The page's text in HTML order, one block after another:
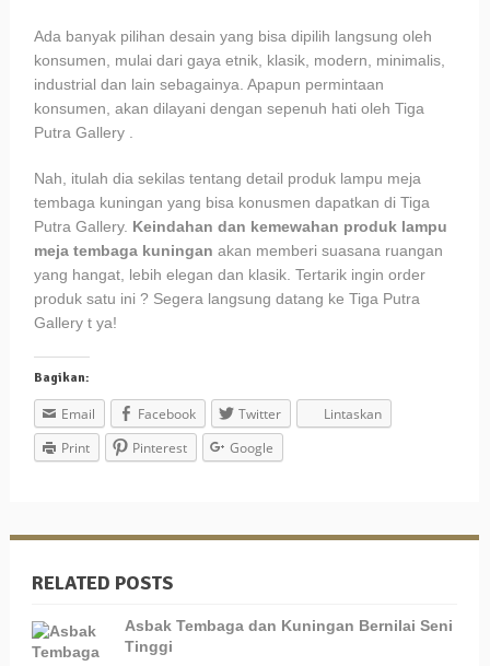
Ada banyak pilihan desain yang bisa dipilih langsung oleh
konsumen, mulai dari gaya etnik, klasik, modern, minimalis,
industrial dan lain sebagainya. Apapun permintaan
konsumen, akan dilayani dengan sepenuh hati oleh Tiga
Putra Gallery .
Nah, itulah dia sekilas tentang detail produk lampu meja
tembaga kuningan yang bisa konusmen dapatkan di Tiga
Putra Gallery. Keindahan dan kemewahan produk lampu
meja tembaga kuningan akan memberi suasana ruangan
yang hangat, lebih elegan dan klasik. Tertarik ingin order
produk satu ini ? Segera langsung datang ke Tiga Putra
Gallery t ya!
Bagikan:
Email Facebook Twitter
Lintaskan
Print
Pinterest Google
RELATED POSTS
Asbak Tembaga dan Kuningan Bernilai Seni
Tinggi